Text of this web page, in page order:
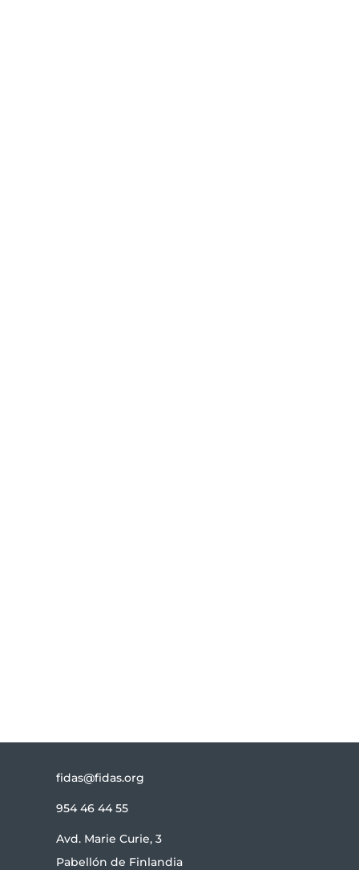
fidas@fidas.org
954 46 44 55
Avd. Marie Curie, 3
Pabellón de Finlandia